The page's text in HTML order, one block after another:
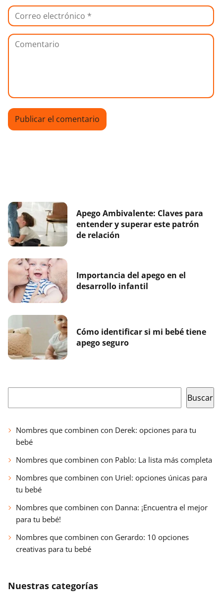
Apego Ambivalente: Claves para
entender y superar este patrón
de relación
Importancia del apego en el
desarrollo infantil
Cómo identificar si mi bebé tiene
apego seguro
Buscar
Nombres que combinen con Derek: opciones para tu
bebé
Nombres que combinen con Pablo: La lista más completa
Nombres que combinen con Uriel: opciones únicas para
tu bebé
Nombres que combinen con Danna: ¡Encuentra el mejor
para tu bebé!
Nombres que combinen con Gerardo: 10 opciones
creativas para tu bebé
Nuestras categorías